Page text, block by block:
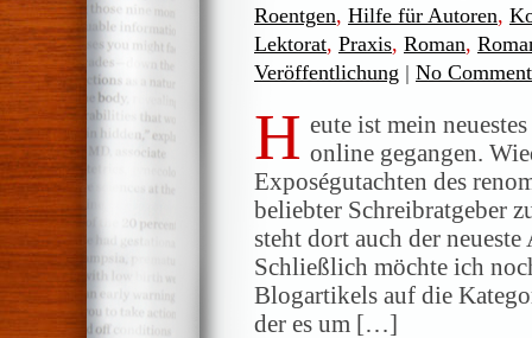
Roentgen, Hilfe für Autoren,
Lektorat, Praxis, Roman,
Veröffentlichung | No
H eute ist mein
online gegangen.
Exposégutachten des
beliebter Schreibratgeber
steht dort auch der
Schließlich möchte ich
Blogartikels auf die
der es um […]